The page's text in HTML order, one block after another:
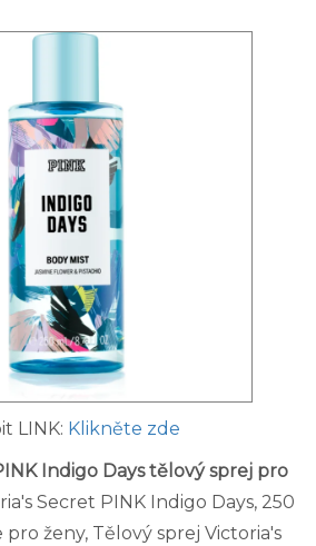
LINK: Klikněte zde
Indigo Days tělový sprej pro
Secret PINK Indigo Days, 250
ženy, Tělový sprej Victoria's